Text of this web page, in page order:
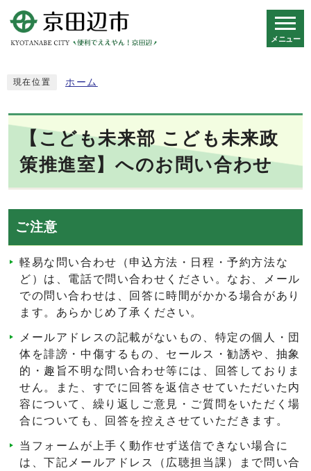
メニュー
現在位置 ホーム
【こども未来部 こども未来政
策推進室】へのお問い合わせ
ご注意
軽易な問い合わせ（申込方法・日程・予約方法な
ど）は、電話で問い合わせください。なお、メール
での問い合わせは、回答に時間がかかる場合があり
ます。あらかじめ了承ください。
メールアドレスの記載がないもの、特定の個人・団
体を誹謗・中傷するもの、セールス・勧誘や、抽象
的・趣旨不明な問い合わせ等には、回答しておりま
せん。また、すでに回答を返信させていただいた内
容について、繰り返しご意見・ご質問をいただく場
合についても、回答を控えさせていただきます。
当フォームが上手く動作せず送信できない場合に
は、下記メールアドレス（広聴担当課）まで問い合